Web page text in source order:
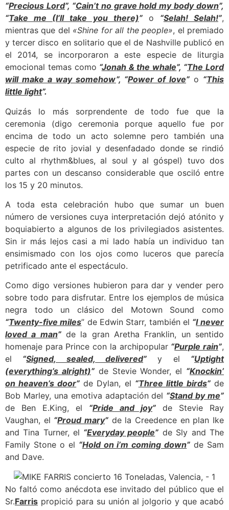
“Precious Lord”, “Cain’t no grave hold my body down”,
“Take me (I’ll take you there)”o “Selah! Selah!”,
mientras que del «Shine for all the people», el premiado
y tercer disco en solitario que el de Nashville publicó en
el 2014, se incorporaron a este especie de liturgia
emocional temas como “Jonah & the whale”, “The Lord
will make a way somehow”, “Power of love” o “This
little light”.
Quizás lo más sorprendente de todo fue que la
ceremonia (digo ceremonia porque aquello fue por
encima de todo un acto solemne pero también una
especie de rito jovial y desenfadado donde se rindió
culto al rhythm&blues, al soul y al góspel) tuvo dos
partes con un descanso considerable que osciló entre
los 15 y 20 minutos.
A toda esta celebración hubo que sumar un buen
número de versiones cuya interpretación dejó atónito y
boquiabierto a algunos de los privilegiados asistentes.
Sin ir más lejos casi a mi lado había un individuo tan
ensimismado con los ojos como luceros que parecía
petrificado ante el espectáculo.
Como digo versiones hubieron para dar y vender pero
sobre todo para disfrutar. Entre los ejemplos de música
negra todo un clásico del Motown Sound como
“Twenty-five miles” de Edwin Starr, también el “I never
loved a man”de la gran Aretha Franklin, un sentido
homenaje para Prince con la archipopular “Purple rain”,
el “Signed, sealed, delivered” y el “Uptight
(everything’s alright)”de Stevie Wonder, el “Knockin’
on heaven’s door” de Dylan, el “Three little birds”de
Bob Marley, una emotiva adaptación del “Stand by me”
de Ben E.King, el “Pride and joy” de Stevie Ray
Vaughan, el “Proud mary” de la Creedence en plan Ike
and Tina Turner, el “Everyday people” de Sly and The
Family Stone o el “Hold on i’m coming down” de Sam
and Dave.
No faltó como anécdota ese invitado del público que el
Sr.Farris propició para su unión al jolgorio y que acabó